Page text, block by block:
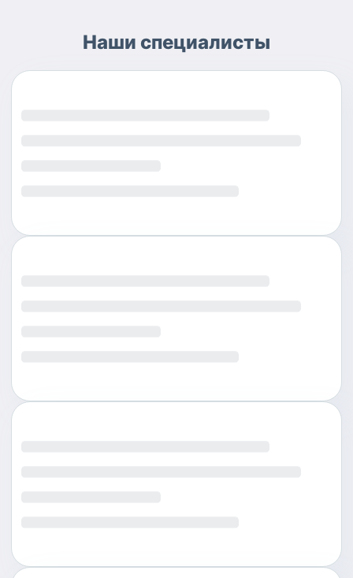
Наши специалисты